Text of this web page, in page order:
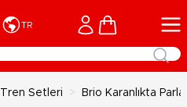
TR Cart
Tren Setleri > Brio Karanlıkta